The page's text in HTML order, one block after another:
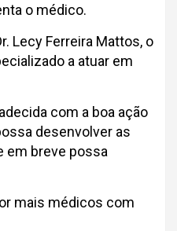
o médico.
Lecy Ferreira Mattos, o
a atuar em
com a boa ação
desenvolver as
em breve possa
mais médicos com